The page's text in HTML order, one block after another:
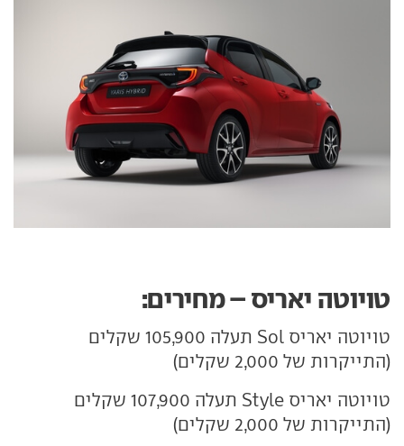
טויוטה יאריס – מחירים:
טויוטה יאריס Sol תעלה 105,900 שקלים
(התייקרות של 2,000 שקלים)
טויוטה יאריס Style תעלה 107,900 שקלים
(התייקרות של 2,000 שקלים)